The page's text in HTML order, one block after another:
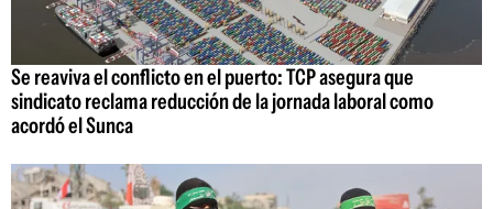
Se reaviva el conflicto en el puerto: TCP asegura que
sindicato reclama reducción de la jornada laboral como
acordó el Sunca